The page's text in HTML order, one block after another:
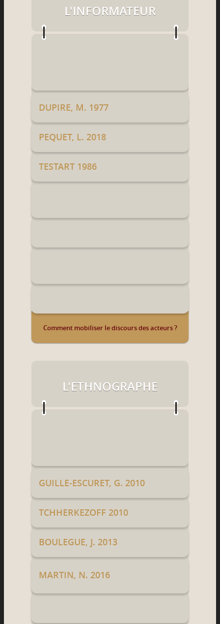
L'INFORMATEUR
DUPIRE, M. 1977
PEQUET, L. 2018
TESTART 1986
Comment mobiliser le discours des acteurs ?
L'ETHNOGRAPHE
GUILLE-ESCURET, G. 2010
TCHHERKEZOFF 2010
BOULEGUE, J. 2013
MARTIN, N. 2016